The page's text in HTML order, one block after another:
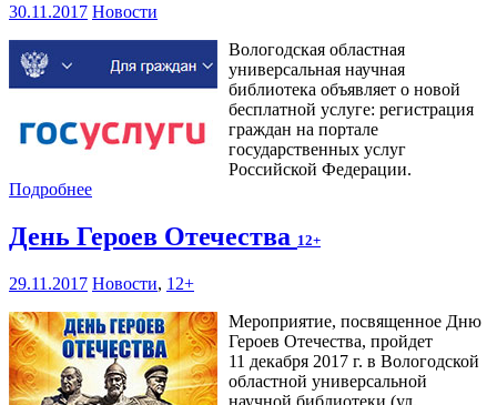
30.11.2017 Новости
Вологодская областная
универсальная научная
библиотека объявляет о новой
бесплатной услуге: регистрация
граждан на портале
государственных услуг
Российской Федерации.
Подробнее
День Героев Отечества 12+
29.11.2017 Новости, 12+
Мероприятие, посвященное Дню
Героев Отечества, пройдет
11 декабря 2017 г. в Вологодской
областной универсальной
научной библиотеки (ул.